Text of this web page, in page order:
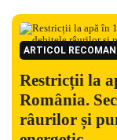
ARTICOL
Restricții la
România.
râurilor și